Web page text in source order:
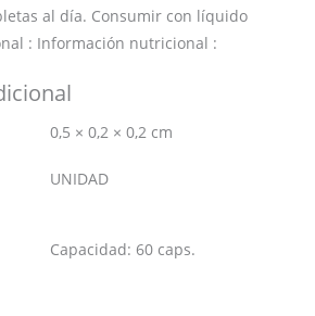
al día. Consumir con líquido
: Información nutricional :
0,5 × 0,2 × 0,2 cm
UNIDAD
Capacidad: 60 caps.